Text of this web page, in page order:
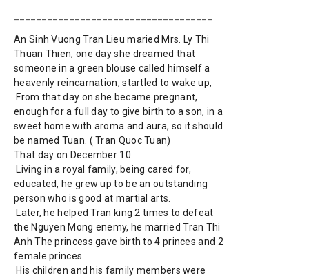
An Sinh Vuong Tran Lieu maried Mrs. Ly Thi
Thuan Thien, one day she dreamed that
someone in a green blouse called himself a
heavenly reincarnation, startled to wake up,
From that day on she became pregnant,
enough for a full day to give birth to a son, in a
sweet home with aroma and aura, so it should
be named Tuan. ( Tran Quoc Tuan)
That day on December 10.
Living in a royal family, being cared for,
educated, he grew up to be an outstanding
person who is good at martial arts.
Later, he helped Tran king 2 times to defeat
the Nguyen Mong enemy, he married Tran Thi
Anh The princess gave birth to 4 princes and 2
female princes.
His children and his family members were